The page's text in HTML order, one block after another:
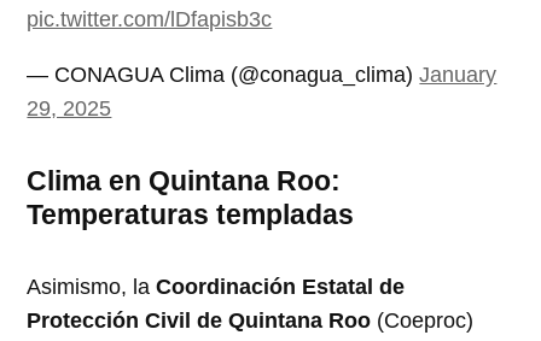
pic.twitter.com/lDfapisb3c
— CONAGUA Clima (@conagua_clima)January
29, 2025
Clima en Quintana Roo:
Temperaturas templadas
Asimismo, la Coordinación Estatal de
Protección Civil de Quintana Roo (Coeproc)